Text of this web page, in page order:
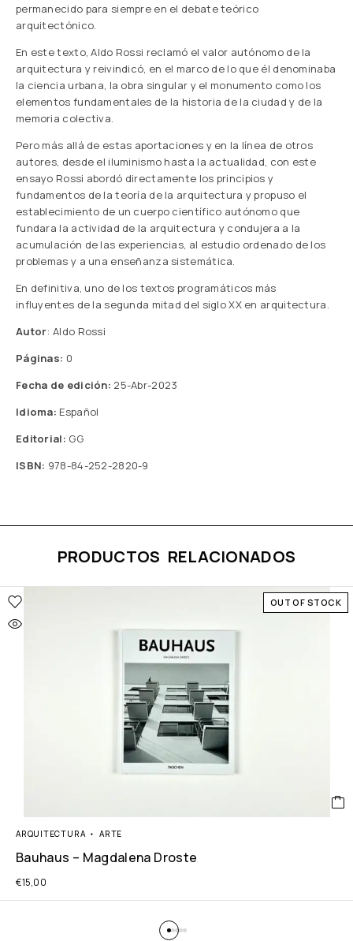
permanecido para siempre en el debate teórico
arquitectónico.
En este texto, Aldo Rossi reclamó el valor autónomo de la
arquitectura y reivindicó, en el marco de lo que él denominaba
la ciencia urbana, la obra singular y el monumento como los
elementos fundamentales de la historia de la ciudad y de la
memoria colectiva.
Pero más allá de estas aportaciones y en la línea de otros
autores, desde el iluminismo hasta la actualidad, con este
ensayo Rossi abordó directamente los principios y
fundamentos de la teoría de la arquitectura y propuso el
establecimiento de un cuerpo científico autónomo que
fundara la actividad de la arquitectura y condujera a la
acumulación de las experiencias, al estudio ordenado de los
problemas y a una enseñanza sistemática.
En definitiva, uno de los textos programáticos más
influyentes de la segunda mitad del siglo XX en arquitectura.
Autor: Aldo Rossi
Páginas: 0
Fecha de edición: 25-Abr-2023
Idioma: Español
Editorial: GG
ISBN: 978-84-252-2820-9
PRODUCTOS RELACIONADOS
OUT OF STOCK
ARQUITECTURA ARTE
Bauhaus – Magdalena Droste
€15,00